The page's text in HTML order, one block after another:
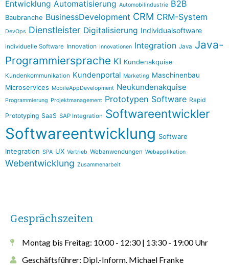
Entwicklung Automatisierung Automobilindustrie B2B
Baubranche BusinessDevelopment CRM CRM-System
DevOps Dienstleister Digitalisierung Individualsoftware
individuelle Software Innovation Innovationen Integration Java Java-
Programmiersprache KI Kundenakquise
Kundenkommunikation Kundenportal Marketing Maschinenbau
Microservices MobileAppDevelopment Neukundenakquise
Programmierung Projektmanagement Prototypen Software Rapid
Prototyping SaaS SAP Integration Softwareentwickler
Softwareentwicklung Software
Integration SPA UX Vertrieb Webanwendungen Webapplikation
Webentwicklung Zusammenarbeit
Gesprächszeiten
Montag bis Freitag: 10:00 - 12:30 | 13:30 - 19:00 Uhr
Geschäftsführer: Dipl.-Inform. Michael Franke